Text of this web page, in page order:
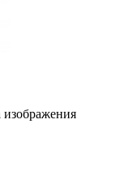
изображения